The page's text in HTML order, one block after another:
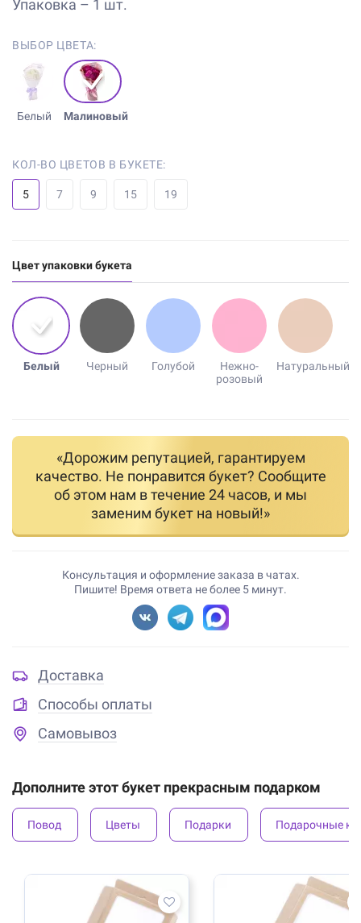
Упаковка – 1 шт.
ВЫБОР ЦВЕТА:
Белый Малиновый
КОЛ-ВО ЦВЕТОВ В БУКЕТЕ:
5 7 9 15 19
Цвет упаковки букета
Белый Черный Голубой
Нежно-
розовый
Натуральный
«Дорожим репутацией, гарантируем
качество. Не понравится букет? Сообщите
об этом нам в течение 24 часов, и мы
заменим букет на новый!»
Консультация и оформление заказа в чатах.
Пишите! Время ответа не более 5 минут.
Доставка
Способы оплаты
Самовывоз
Дополните этот букет прекрасным подарком
Повод Цветы Подарки Подарочные